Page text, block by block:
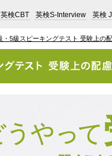
英検CBT 英検S-Interview 英検
・5級スピーキングテスト 受験上の